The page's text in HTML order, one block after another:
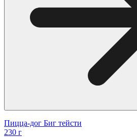
Пицца-дог Биг тейсти
230 г